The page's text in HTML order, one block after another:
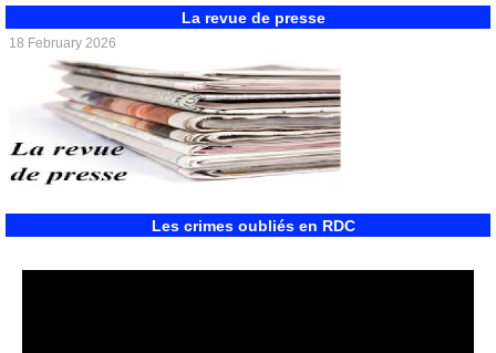
La revue de presse
18 February 2026
Les crimes oubliés en RDC